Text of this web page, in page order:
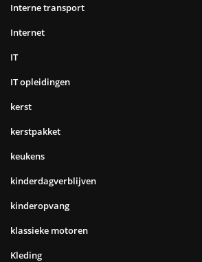
Interne transport
Internet
IT
IT opleidingen
kerst
kerstpakket
keukens
kinderdagverblijven
kinderopvang
klassieke motoren
Kleding